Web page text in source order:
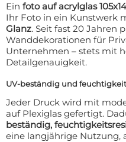
Ein foto auf acrylglas
Ihr Foto in ein Kunstwerk
Glanz. Seit fast 20 Jahren
Wanddekorationen für
Unternehmen – stets mit
Detailgenauigkeit.
UV-beständig und
Jeder Druck wird mit
auf Plexiglas gefertigt.
beständig,
eine langjährige Nutzung,